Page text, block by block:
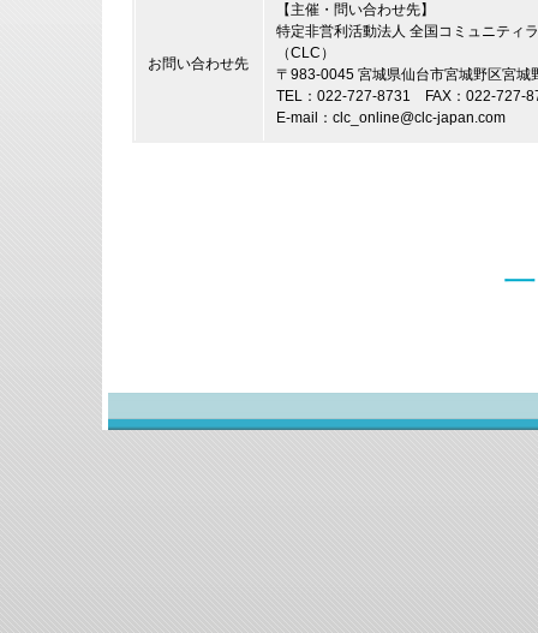
お問い合わせ先
【主催・問い合わせ先】
特定非営利活動法人 全国コミュニティ
（CLC）
〒983-0045 宮城県仙台市宮城野区宮城
TEL：022-727-8731 FAX：022-
E-mail：clc_online@clc-japan.com